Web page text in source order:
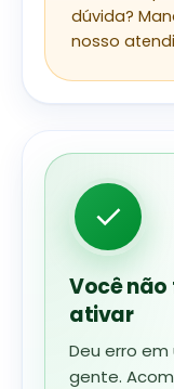
dúvida?
nosso
✓
Você não
ativar
Deu erro
gente.